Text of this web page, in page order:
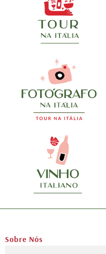
Sobre Nós